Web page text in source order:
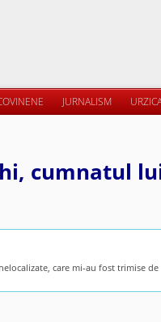
JURNALISM
cumnatul
care mi-au fost trimise de